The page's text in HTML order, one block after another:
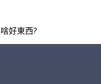
好東西?